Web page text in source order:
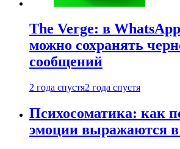
The Verge: в
можно сохранять
сообщений
2 года спустя2 года спустя
Психосоматика: как
эмоции выражаются в